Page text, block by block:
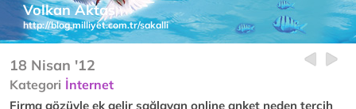
Volkan Aktas
http://blog.milliyet.com.tr/sakalli
18 Nisan '12
Kategori İnternet
Firma gözüyle ek gelir sağlayan online anket neden tercih